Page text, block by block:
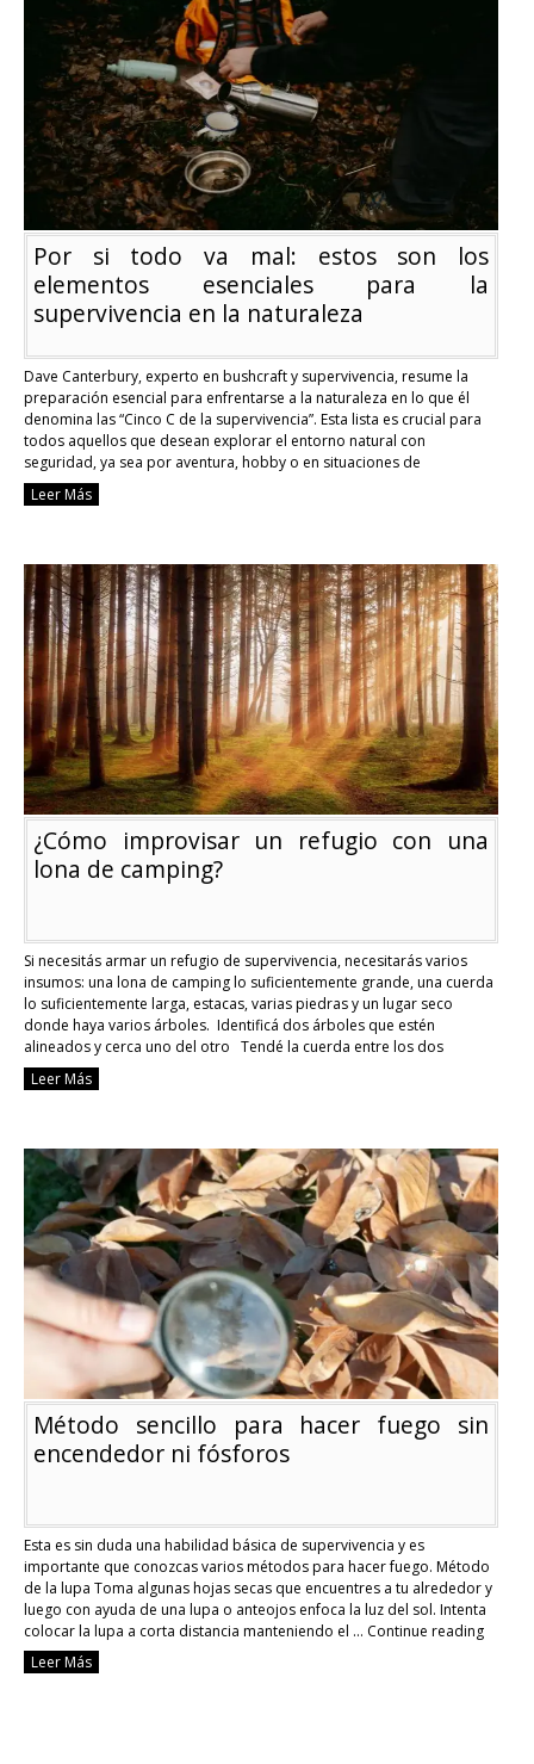
Por si todo va mal: estos son los
elementos esenciales para la
supervivencia en la naturaleza
Dave Canterbury, experto en bushcraft y supervivencia, resume la
preparación esencial para enfrentarse a la naturaleza en lo que él
denomina las “Cinco C de la supervivencia”. Esta lista es crucial para
todos aquellos que desean explorar el entorno natural con
seguridad, ya sea por aventura, hobby o en situaciones de
emergencia. Estos elementos son: …
mal:
estos
son
los
elementos
esenciales
para
la
supervivencia
en
la
naturaleza
Leer Más
¿Cómo improvisar un refugio con una
lona de camping?
Si necesitás armar un refugio de supervivencia, necesitarás varios
insumos: una lona de camping lo suficientemente grande, una cuerda
lo suficientemente larga, estacas, varias piedras y un lugar seco
donde haya varios árboles. Identificá dos árboles que estén
alineados y cerca uno del otro Tendé la cuerda entre los dos
árboles, haciendo dos nudos …
con
una
lona
de
camping?
Leer Más
Método sencillo para hacer fuego sin
encendedor ni fósforos
Esta es sin duda una habilidad básica de supervivencia y es
importante que conozcas varios métodos para hacer fuego. Método
de la lupa Toma algunas hojas secas que encuentres a tu alrededor y
luego con ayuda de una lupa o anteojos enfoca la luz del sol. Intenta
colocar la lupa a corta distancia manteniendo el … Continue reading
Leer Más